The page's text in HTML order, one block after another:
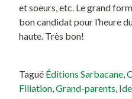
et soeurs, etc. Le grand
bon candidat pour l’heure
haute. Très bon!
Tagué Éditions Sarbacane,
Filiation,Grand-parents,